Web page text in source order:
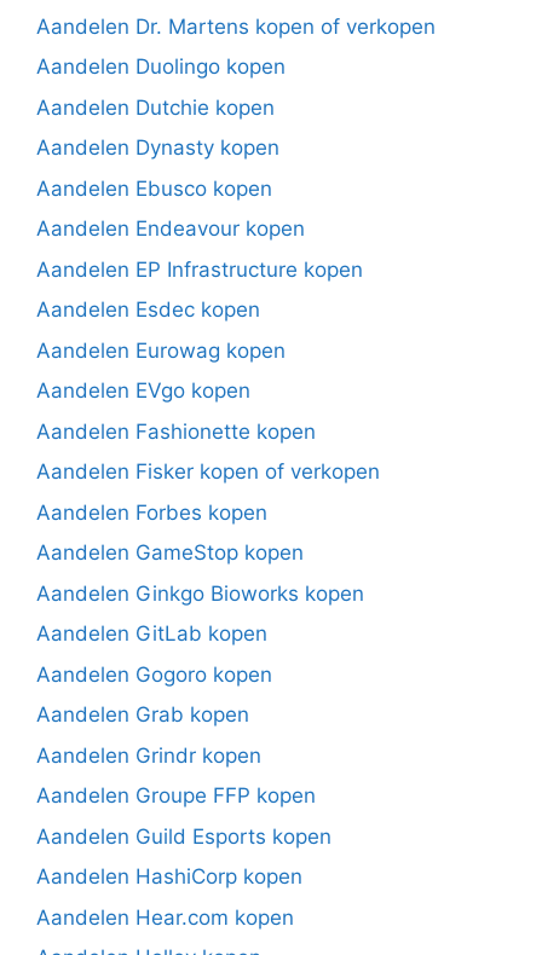
Aandelen Dr. Martens kopen of verkopen
Aandelen Duolingo kopen
Aandelen Dutchie kopen
Aandelen Dynasty kopen
Aandelen Ebusco kopen
Aandelen Endeavour kopen
Aandelen EP Infrastructure kopen
Aandelen Esdec kopen
Aandelen Eurowag kopen
Aandelen EVgo kopen
Aandelen Fashionette kopen
Aandelen Fisker kopen of verkopen
Aandelen Forbes kopen
Aandelen GameStop kopen
Aandelen Ginkgo Bioworks kopen
Aandelen GitLab kopen
Aandelen Gogoro kopen
Aandelen Grab kopen
Aandelen Grindr kopen
Aandelen Groupe FFP kopen
Aandelen Guild Esports kopen
Aandelen HashiCorp kopen
Aandelen Hear.com kopen